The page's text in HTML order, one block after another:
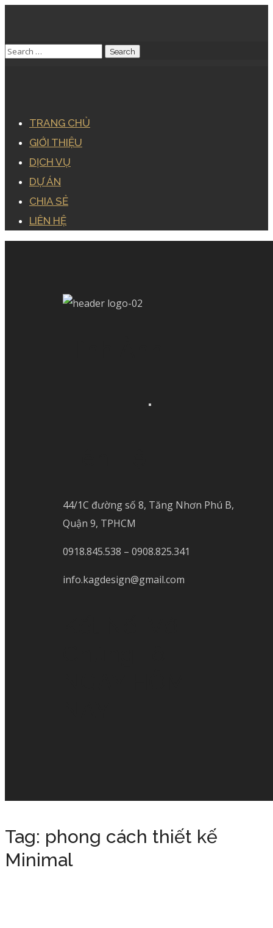
TRANG CHỦ
GIỚI THIỆU
DỊCH VỤ
DỰ ÁN
CHIA SẺ
LIÊN HỆ
44/1C đường số 8, Tăng Nhơn Phú B,
Quận 9, TPHCM
0918.845.538 – 0908.825.341
info.kagdesign@gmail.com
Tag: phong cách thiết kế
Minimal